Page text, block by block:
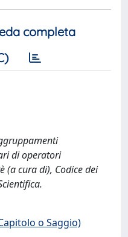
completa
di operatori
(a cura di), Codice dei
o Saggio)